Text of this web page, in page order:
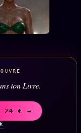
ton Livre.
24 € →